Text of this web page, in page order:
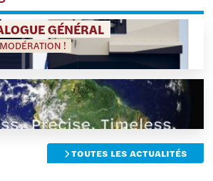
GÉNÉRAL
!
TOUTES LES ACTUALITÉS